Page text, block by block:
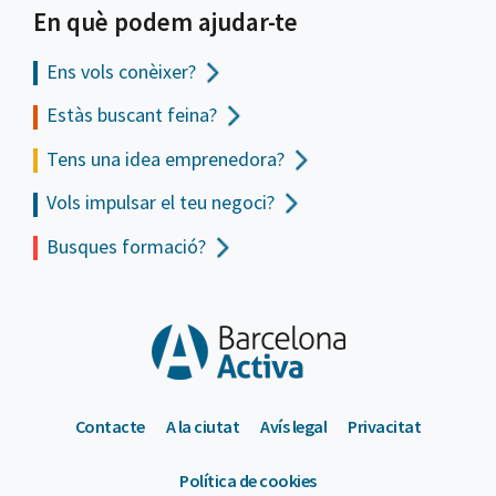
En què podem ajudar-te
Ens vols conèixer?
Estàs buscant feina?
Tens una idea emprenedora?
Vols impulsar el teu negoci?
Busques formació?
Contacte A la ciutat Avís legal Privacitat
Política de cookies